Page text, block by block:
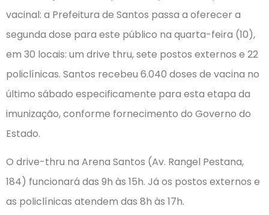
vacinal: a Prefeitura de Santos passa a oferecer a
segunda dose para este público na quarta-feira (10),
em 30 locais: um drive thru, sete postos externos e 22
policlínicas. Santos recebeu 6.040 doses de vacina no
último sábado especificamente para esta etapa da
imunização, conforme fornecimento do Governo do
Estado.
O drive-thru na Arena Santos (Av. Rangel Pestana,
184) funcionará das 9h às 15h. Já os postos externos e
as policlínicas atendem das 8h às 17h.